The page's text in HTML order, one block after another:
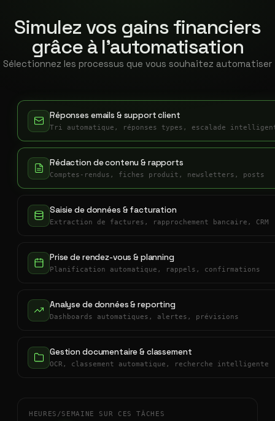
Simulez vos gains financiers
grâce à l'automatisation
Sélectionnez les processus que vous souhaitez automatiser
Réponses emails & support client
Tri automatique, réponses types, escalade
Rédaction de contenu & rapports
Comptes-rendus, fiches produit, newsletters, posts
Saisie de données & facturation
Extraction de factures, rapprochement bancaire, CRM
Prise de rendez-vous & planning
Planification automatique, rappels, confirmations
Analyse de données & reporting
Dashboards automatiques, alertes, prévisions
Gestion documentaire & classement
OCR, classement automatique, recherche intelligente
HEURES/SEMAINE SUR CES TÂCHES